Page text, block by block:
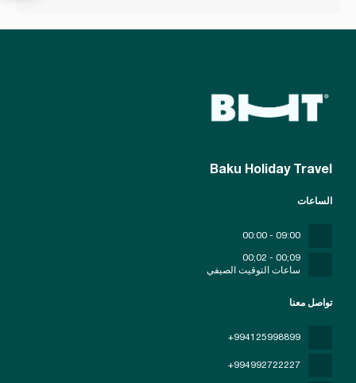
Baku Holiday Travel
تواصل معنا
+994125998899
+994992722227
الساعات
09:00 - 00:00
09;00 - 02;00
ساعات التوقيت الصيفي